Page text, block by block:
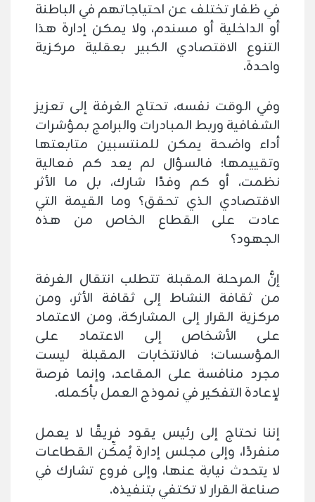
في ظفار تختلف عن احتياجاتهم في الباطنة
أو الداخلية أو مسندم، ولا يمكن إدارة هذا
التنوع الاقتصادي الكبير بعقلية مركزية
واحدة.
وفي الوقت نفسه، تحتاج الغرفة إلى تعزيز
الشفافية وربط المبادرات والبرامج بمؤشرات
أداء واضحة يمكن للمنتسبين متابعتها
وتقييمها؛ فالسؤال لم يعد كم فعالية
نظمت، أو كم وفدًا شارك، بل ما الأثر
الاقتصادي الذي تحقق؟ وما القيمة التي
عادت على القطاع الخاص من هذه
الجهود؟
إنَّ المرحلة المقبلة تتطلب انتقال الغرفة
من ثقافة النشاط إلى ثقافة الأثر، ومن
مركزية القرار إلى المشاركة، ومن الاعتماد
على الأشخاص إلى الاعتماد على
المؤسسات؛ فالانتخابات المقبلة ليست
مجرد منافسة على المقاعد، وإنما فرصة
لإعادة التفكير في نموذج العمل بأكمله.
إننا نحتاج إلى رئيس يقود فريقًا لا يعمل
منفردًا، وإلى مجلس إدارة يُمكِّن القطاعات
لا يتحدث نيابة عنها، وإلى فروع تشارك في
صناعة القرار لا تكتفي بتنفيذه.